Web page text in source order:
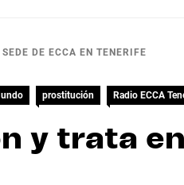
DE ECCA EN TENERIFE
prostitución Radio ECCA
trata en